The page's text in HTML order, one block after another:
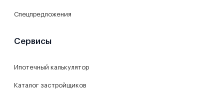
Спецпредложения
Сервисы
Ипотечный калькулятор
Каталог застройщиков